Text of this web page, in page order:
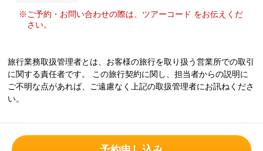
※ご予約・お問い合わせの際は、ツアーコード をお伝えくだ
さい。
旅行業務取扱管理者とは、お客様の旅行を取り扱う営業所での取引
に関する責任者です。 この旅行契約に関し、担当者からの説明に
ご不明な点があれば、ご遠慮なく上記の取扱管理者にお訊ねくださ
い。